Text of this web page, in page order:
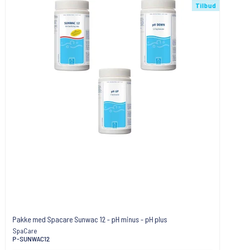
Tilbud
Pakke med Spacare Sunwac 12 - pH minus - pH plus
SpaCare
P-SUNWAC12